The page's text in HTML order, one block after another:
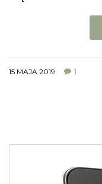
15 MAJA 2019 1